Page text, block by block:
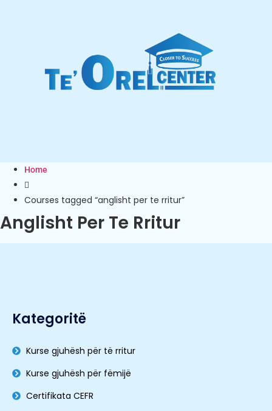
Home
Courses tagged “anglisht per te rritur”
Anglisht Per Te Rritur
Kategoritë
Kurse gjuhësh për të rritur
Kurse gjuhësh për fëmijë
Certifikata CEFR